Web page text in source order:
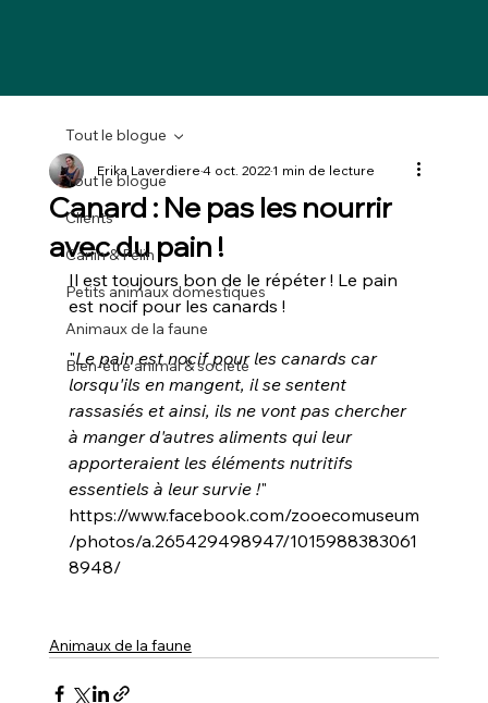
Tout le blogue
Clients
Canin & Félin
Petits animaux domestiques
Animaux de la faune
Bien-être animal & société
Tout le blogue
Canard : Ne pas les nourrir
avec du pain !
Erika Laverdiere4 oct. 20221 min de lecture
Il est toujours bon de le répéter ! Le pain
est nocif pour les canards !
"Le pain est nocif pour les canards car
lorsqu'ils en mangent, il se sentent
rassasiés et ainsi, ils ne vont pas chercher
à manger d'autres aliments qui leur
apporteraient les éléments nutritifs
essentiels à leur survie !"
https://www.facebook.com/zooecomuseum
/photos/a.265429498947/1015988383061
8948/
Animaux de la faune